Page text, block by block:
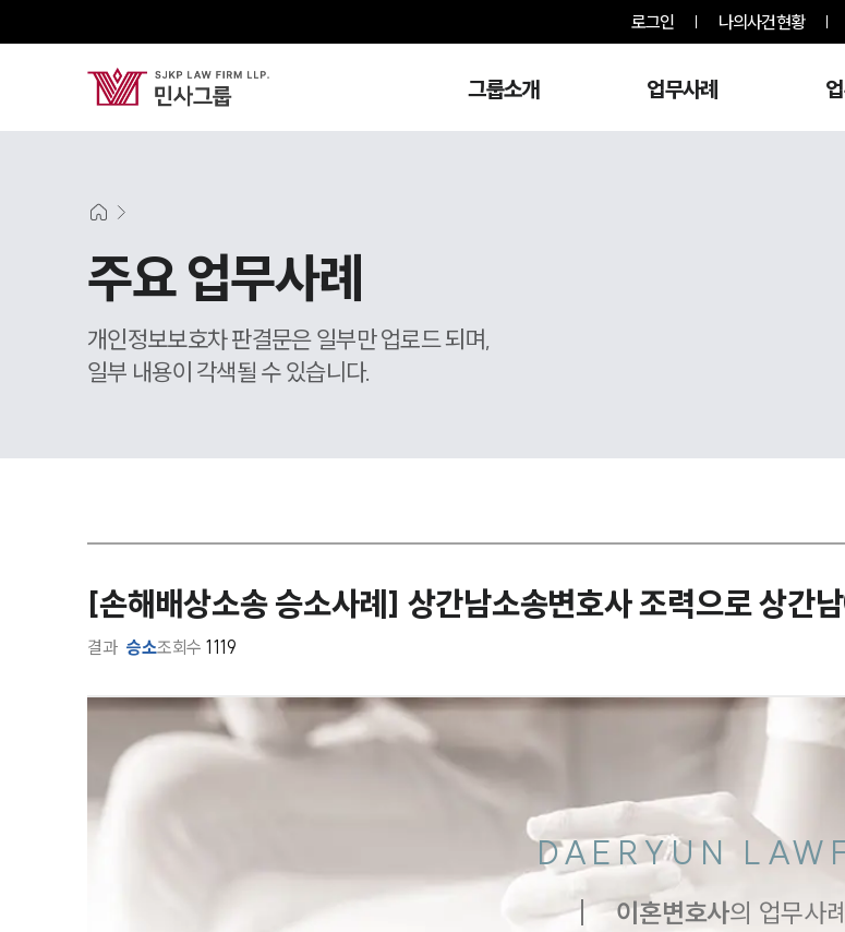
로그인 나의사건현황
그룹소개 업무사례
주요 업무사례
개인정보보호차 판결문은 일부만 업로드 되며,
일부 내용이 각색될 수 있습니다.
[손해배상소송 승소사례] 상간남소송변호사 조력으로 상간
결과 승소조회수 1119
DAERYUN
이혼변호사의 업무사